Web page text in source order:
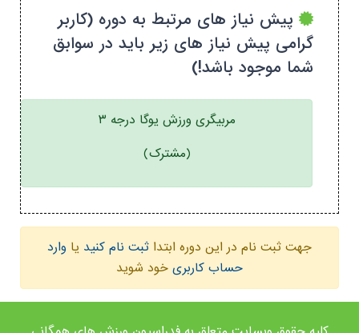
پیش نیاز های مرتبط به دوره (کاربر
گرامی پیش نیاز های زیر باید در سوابق
شما موجود باشد!)
مربیگری ورزش یوگا درجه ۳
(مشترک)
جهت ثبت نام در این دوره ابتدا ثبت نام کنید یا وارد
حساب کاربری خود شوید